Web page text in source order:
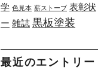
学 色見本 薪ストーブ 表彰状
ー 雑誌 黒板塗装
最近のエントリー